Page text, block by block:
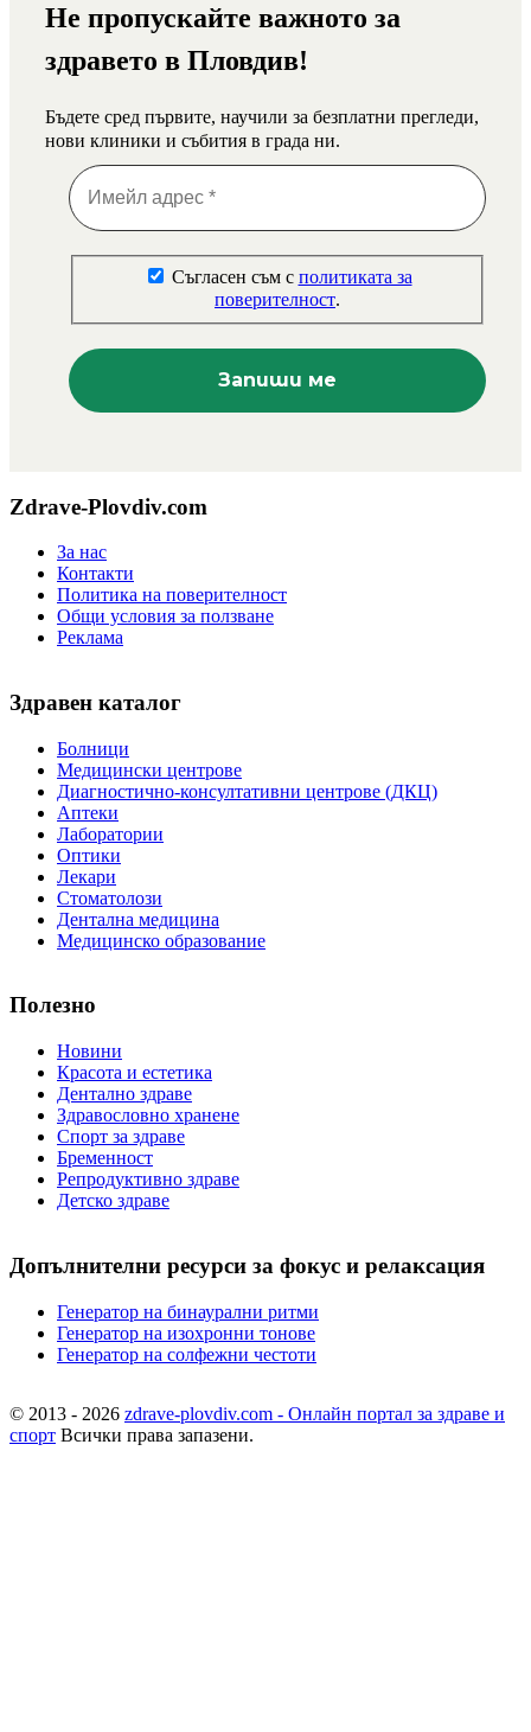
Не пропускайте важното за
здравето в Пловдив!
Бъдете сред първите, научили за безплатни прегледи,
нови клиники и събития в града ни.
Съгласен съм с политиката за
поверителност.
Zdrave-Plovdiv.com
За нас
Контакти
Политика на поверителност
Общи условия за ползване
Реклама
Здравен каталог
Болници
Медицински центрове
Диагностично-консултативни центрове (ДКЦ)
Аптеки
Лаборатории
Оптики
Лекари
Стоматолози
Дентална медицина
Медицинско образование
Полезно
Новини
Красота и естетика
Дентално здраве
Здравословно хранене
Спорт за здраве
Бременност
Репродуктивно здраве
Детско здраве
Допълнителни ресурси за фокус и релаксация
Генератор на бинаурални ритми
Генератор на изохронни тонове
Генератор на солфежни честоти
© 2013 - 2026 zdrave-plovdiv.com - Онлайн портал за здраве и
спорт Всички права запазени.